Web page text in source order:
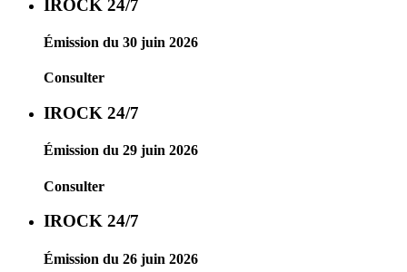
IROCK 24/7
Émission du 30 juin 2026
Consulter
IROCK 24/7
Émission du 29 juin 2026
Consulter
IROCK 24/7
Émission du 26 juin 2026